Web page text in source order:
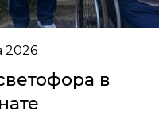
2026
в